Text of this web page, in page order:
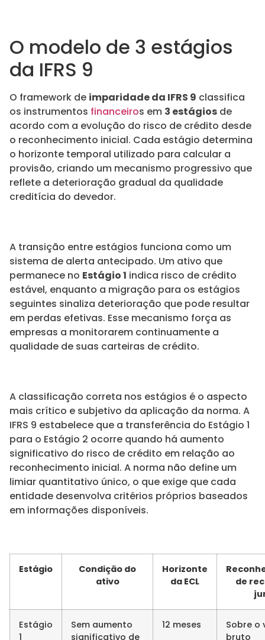
O modelo de 3 estágios
da IFRS 9
O framework de imparidade da IFRS 9 classifica
os instrumentos financeiros em 3 estágios de
acordo com a evolução do risco de crédito desde
o reconhecimento inicial. Cada estágio determina
o horizonte temporal utilizado para calcular a
provisão, criando um mecanismo progressivo que
reflete a deterioração gradual da qualidade
creditícia do devedor.
A transição entre estágios funciona como um
sistema de alerta antecipado. Um ativo que
permanece no Estágio 1 indica risco de crédito
estável, enquanto a migração para os estágios
seguintes sinaliza deterioração que pode resultar
em perdas efetivas. Esse mecanismo força as
empresas a monitorarem continuamente a
qualidade de suas carteiras de crédito.
A classificação correta nos estágios é o aspecto
mais crítico e subjetivo da aplicação da norma. A
IFRS 9 estabelece que a transferência do Estágio 1
para o Estágio 2 ocorre quando há aumento
significativo do risco de crédito em relação ao
reconhecimento inicial. A norma não define um
limiar quantitativo único, o que exige que cada
entidade desenvolva critérios próprios baseados
em informações disponíveis.
Estágio
Condição do
ativo
Horizonte
da ECL
de
Estágio
1
Sem aumento
significativo de
12 meses
Sobre o
bruto